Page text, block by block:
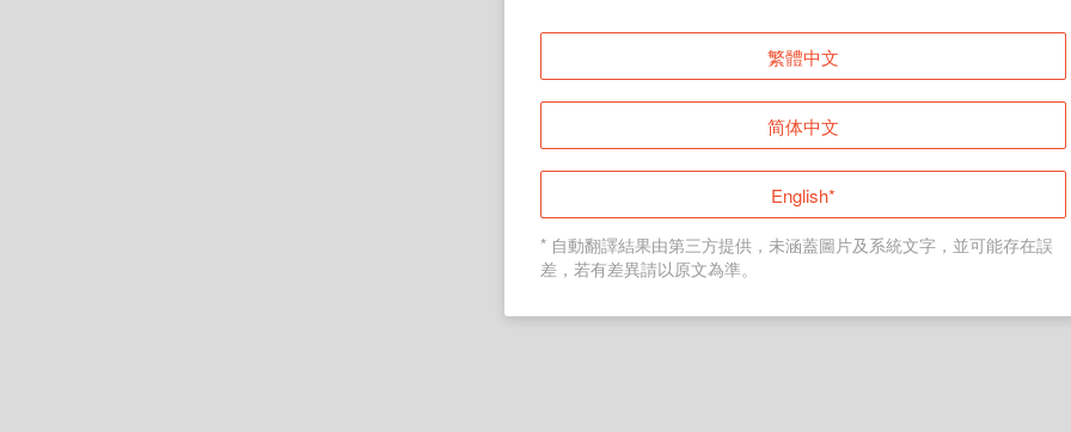
登入
返回首頁
繁體中文
简体中文
English*
* 自動翻譯結果由第三方提供，未涵蓋圖片及系統文字，並可能存在誤
差，若有差異請以原文為準。